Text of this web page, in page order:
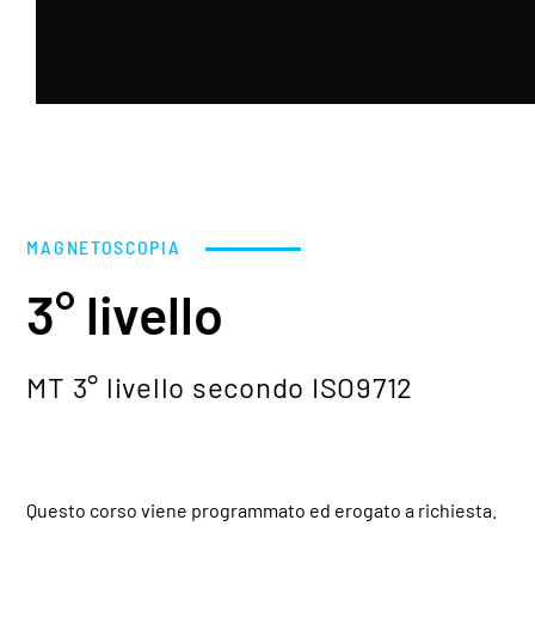
MAGNETOSCOPIA
3° livello
MT 3° livello secondo ISO9712
Questo corso viene programmato ed erogato a richiesta.